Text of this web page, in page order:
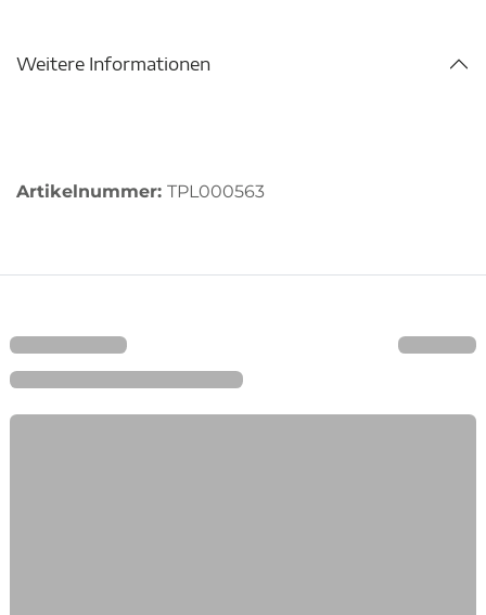
Weitere Informationen
Artikelnummer: TPL000563